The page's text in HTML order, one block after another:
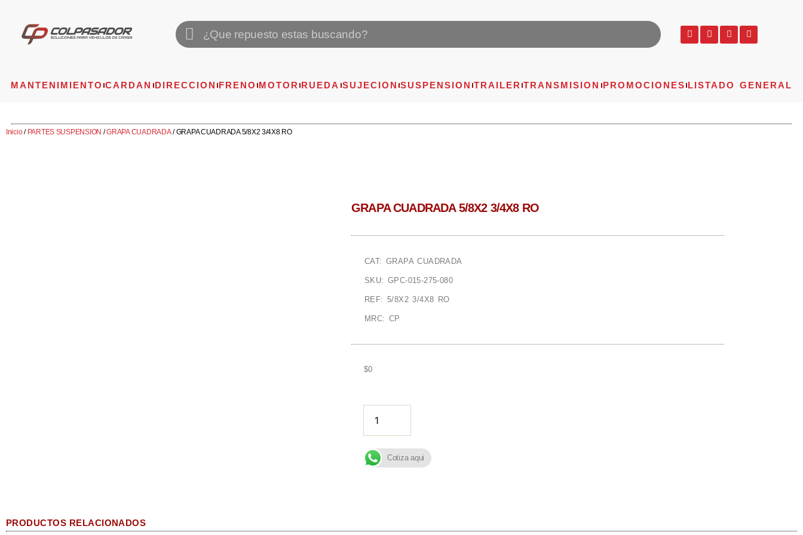
MANTENIMIENTO CARDAN DIRECCION FRENO MOTOR RUEDA SUJECION SUSPENSION TRAILER TRANSMISION PROMOCIONES LISTADO GENERAL
Inicio/ PARTES SUSPENSION /GRAPA CUADRADA/ GRAPA CUADRADA 5/8X2 3/4X8 RO
GRAPA CUADRADA 5/8X2 3/4X8 RO
CAT: GRAPA CUADRADA
SKU: GPC-015-275-080
REF: 5/8X2 3/4X8 RO
MRC: CP
$0
Cotiza aqui
PRODUCTOS RELACIONADOS